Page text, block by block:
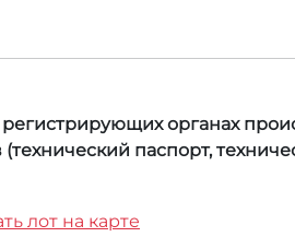
органах
паспорт,
лот на карте